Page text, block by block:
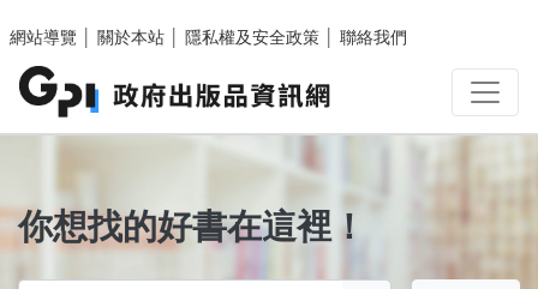
網站導覽
關於本站 隱私權及安全政策 聯絡我們
你想找的好書在這裡！